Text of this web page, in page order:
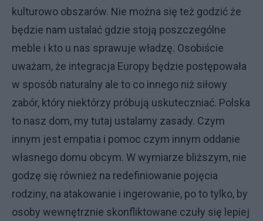
kulturowo obszarów. Nie można się też godzić że
będzie nam ustalać gdzie stoją poszczególne
meble i kto u nas sprawuje władzę. Osobiście
uważam, że integracja Europy będzie postępowała
w sposób naturalny ale to co innego niż siłowy
zabór, który niektórzy próbują uskuteczniać. Polska
to nasz dom, my tutaj ustalamy zasady. Czym
innym jest empatia i pomoc czym innym oddanie
własnego domu obcym. W wymiarze bliższym, nie
godzę się również na redefiniowanie pojęcia
rodziny, na atakowanie i ingerowanie, po to tylko, by
osoby wewnętrznie skonfliktowane czuły się lepiej